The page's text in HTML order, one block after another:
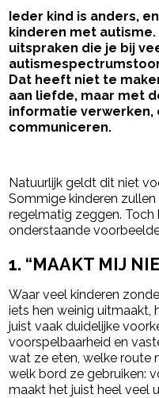
Ieder kind is anders,
kinderen met
uitspraken die je bij
Dat heeft niet te
aan liefde, maar met
informatie verwerken,
communiceren.
Natuurlijk geldt dit niet
Sommige kinderen
regelmatig zeggen. Toch
onderstaande
1. “MAAKT MIJ
Waar veel kinderen
iets hen weinig uitmaakt,
juist vaak duidelijke
voorspelbaarheid en
wat ze eten, welke route
welk bord ze gebruiken:
maakt het juist heel veel